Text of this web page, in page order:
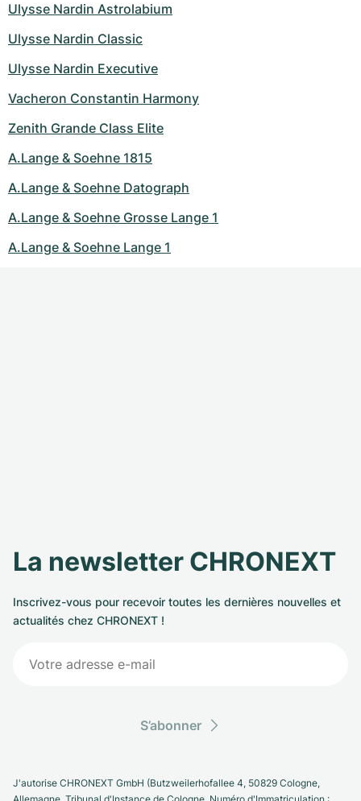
Ulysse Nardin Astrolabium
Ulysse Nardin Classic
Ulysse Nardin Executive
Vacheron Constantin Harmony
Zenith Grande Class Elite
A.Lange & Soehne 1815
A.Lange & Soehne Datograph
A.Lange & Soehne Grosse Lange 1
A.Lange & Soehne Lange 1
La newsletter CHRONEXT
Inscrivez-vous pour recevoir toutes les dernières nouvelles et
actualités chez CHRONEXT !
S’abonner
J'autorise CHRONEXT GmbH (Butzweilerhofallee 4, 50829 Cologne,